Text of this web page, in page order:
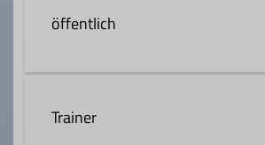
öffentlich
Trainer